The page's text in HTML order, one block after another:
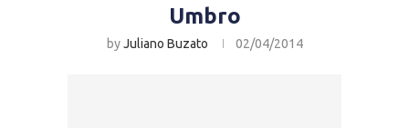
Umbro
byJuliano Buzato 02/04/2014